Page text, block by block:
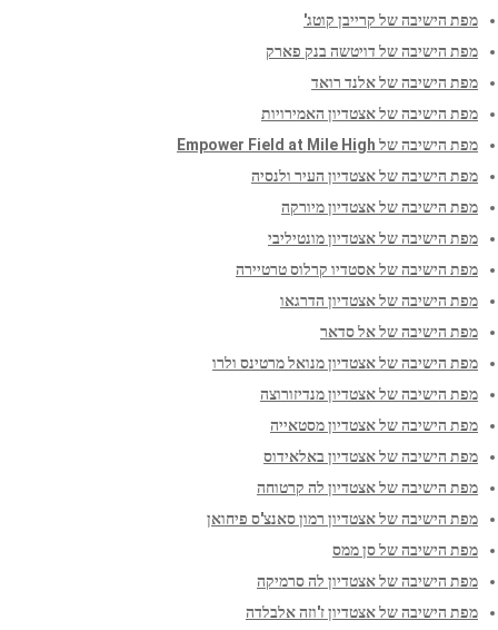
מפת הישיבה של קרייבן קוטג'
מפת הישיבה של דויטשה בנק פארק
מפת הישיבה של אלנד רואד
מפת הישיבה של אצטדיון האמירויות
מפת הישיבה של Empower Field at Mile High
מפת הישיבה של אצטדיון העיר ולנסיה
מפת הישיבה של אצטדיון מיורקה
מפת הישיבה של אצטדיון מונטיליבי
מפת הישיבה של אסטדיו קרלוס טרטיירה
מפת הישיבה של אצטדיון הדרגאו
מפת הישיבה של אל סדאר
מפת הישיבה של אצטדיון מנואל מרטינס ולרו
מפת הישיבה של אצטדיון מנדיזורוצה
מפת הישיבה של אצטדיון מסטאייה
מפת הישיבה של אצטדיון באלאידוס
מפת הישיבה של אצטדיון לה קרטוחה
מפת הישיבה של אצטדיון רמון סאנצ'ס פיחואן
מפת הישיבה של סן ממס
מפת הישיבה של אצטדיון לה סרמיקה
מפת הישיבה של אצטדיון ז'וזה אלבלדה